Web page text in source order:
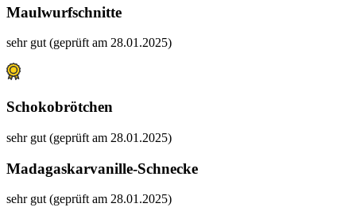
Maulwurfschnitte
sehr gut (geprüft am 28.01.2025)
Schokobrötchen
sehr gut (geprüft am 28.01.2025)
Madagaskarvanille-Schnecke
sehr gut (geprüft am 28.01.2025)